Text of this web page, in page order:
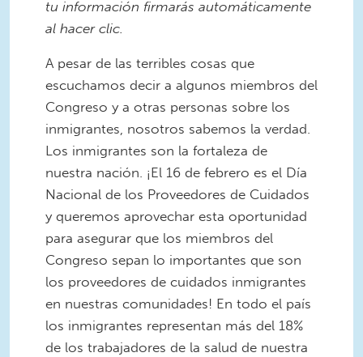
tu información firmarás automáticamente
al hacer clic.
A pesar de las terribles cosas que
escuchamos decir a algunos miembros del
Congreso y a otras personas sobre los
inmigrantes, nosotros sabemos la verdad.
Los inmigrantes son la fortaleza de
nuestra nación. ¡El 16 de febrero es el Día
Nacional de los Proveedores de Cuidados
y queremos aprovechar esta oportunidad
para asegurar que los miembros del
Congreso sepan lo importantes que son
los proveedores de cuidados inmigrantes
en nuestras comunidades! En todo el país
los inmigrantes representan más del 18%
de los trabajadores de la salud de nuestra